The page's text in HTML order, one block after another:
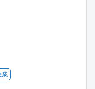
整備、キャリアア
。
消化しており、全社
。
得可能）も可能で
す。
で駐車場作りに関
、オーナー様のオー
現化していくこと
在的なニーズを想
現していくことが
業